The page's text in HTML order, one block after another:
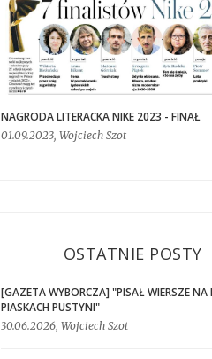
NAGRODA LITERACKA NIKE 2023 - FINAŁ
01.09.2023, Wojciech Szot
OSTATNIE POSTY
[GAZETA WYBORCZA] "PISAŁ WIERSZE NA
PIASKACH PUSTYNI"
30.06.2026, Wojciech Szot